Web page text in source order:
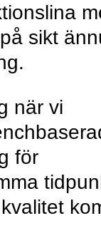
sikt
när vi
för